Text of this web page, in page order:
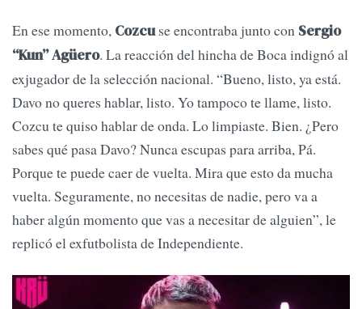
En ese momento, Cozcuse encontraba junto con Sergio
“Kun” Agüero. La reacción del hincha de Boca indignó al
exjugador de la selección nacional. “Bueno, listo, ya está.
Davo no queres hablar, listo. Yo tampoco te llame, listo.
Cozcu te quiso hablar de onda. Lo limpiaste. Bien. ¿Pero
sabes qué pasa Davo? Nunca escupas para arriba, Pá.
Porque te puede caer de vuelta. Mira que esto da mucha
vuelta. Seguramente, no necesitas de nadie, pero va a
haber algún momento que vas a necesitar de alguien”, le
replicó el exfutbolista de Independiente.